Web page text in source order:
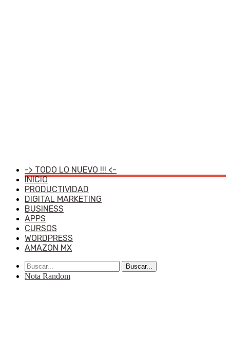
-> TODO LO NUEVO !!! <-
INICIO
PRODUCTIVIDAD
DIGITAL MARKETING
BUSINESS
APPS
CURSOS
WORDPRESS
AMAZON MX
Buscar...
Nota Random